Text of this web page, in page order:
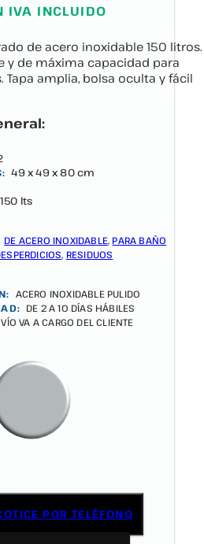
INCLUIDO
de acero inoxidable 150 litros.
y de máxima capacidad para
Tapa amplia, bolsa oculta y fácil
49 x 49 x 80 cm
150 lts
DE ACERO INOXIDABLE, PARA BAÑO
, RESIDUOS
ACERO INOXIDABLE PULIDO
DE 2 A 10 DÍAS HÁBILES
VA A CARGO DEL CLIENTE
POR TELÉFONO